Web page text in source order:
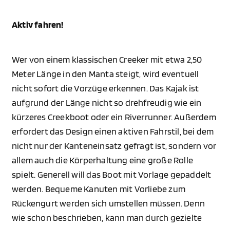
Aktiv fahren!
Wer von einem klassischen Creeker mit etwa 2,50
Meter Länge in den Manta steigt, wird eventuell
nicht sofort die Vorzüge erkennen. Das Kajak ist
aufgrund der Länge nicht so drehfreudig wie ein
kürzeres Creekboot oder ein Riverrunner. Außerdem
erfordert das Design einen aktiven Fahrstil, bei dem
nicht nur der Kanteneinsatz gefragt ist, sondern vor
allem auch die Körperhaltung eine große Rolle
spielt. Generell will das Boot mit Vorlage gepaddelt
werden. Bequeme Kanuten mit Vorliebe zum
Rückengurt werden sich umstellen müssen. Denn
wie schon beschrieben, kann man durch gezielte